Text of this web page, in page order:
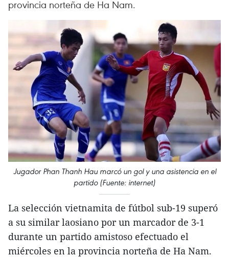
provincia norteña de Ha Nam.
Jugador Phan Thanh Hau marcó un gol y una asistencia en el
partido (Fuente: internet)
La selección vietnamita de fútbol sub-19 superó
a su similar laosiano por un marcador de 3-1
durante un partido amistoso efectuado el
miércoles en la provincia norteña de Ha Nam.